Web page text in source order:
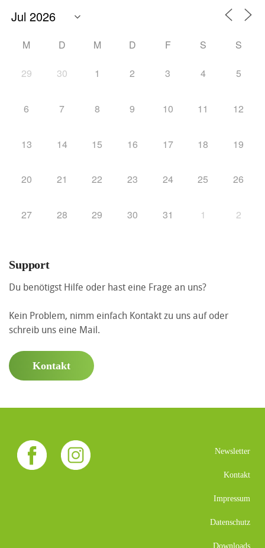
M D M D F S S
29 30 1 2 3 4 5
6 7 8 9 10 11 12
13 14 15 16 17 18 19
20 21 22 23 24 25 26
27 28 29 30 31 1 2
Support
Du benötigst Hilfe oder hast eine Frage an uns?
Kein Problem, nimm einfach Kontakt zu uns auf oder
schreib uns eine Mail.
Kontakt
Newsletter
Kontakt
Impressum
Datenschutz
Downloads